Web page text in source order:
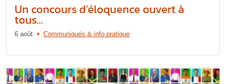
Un concours d’éloquence ouvert à
tous...
6 août Communiqués & info pratique